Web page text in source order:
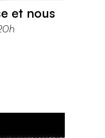
et nous